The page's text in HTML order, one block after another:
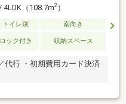
4LDK（108.7m2）
トイレ別
南向き
ック付き 収納スペース
代行 ・初期費用カード決済